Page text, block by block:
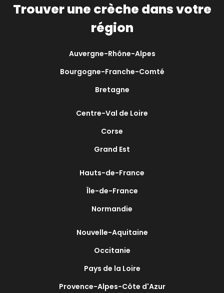
Trouver une crèche dans votre
région
Auvergne-Rhône-Alpes
Bourgogne-Franche-Comté
Bretagne
Centre-Val de Loire
Corse
Grand Est
Hauts-de-France
Île-de-France
Normandie
Nouvelle-Aquitaine
Occitanie
Pays de la Loire
Provence-Alpes-Côte d'Azur